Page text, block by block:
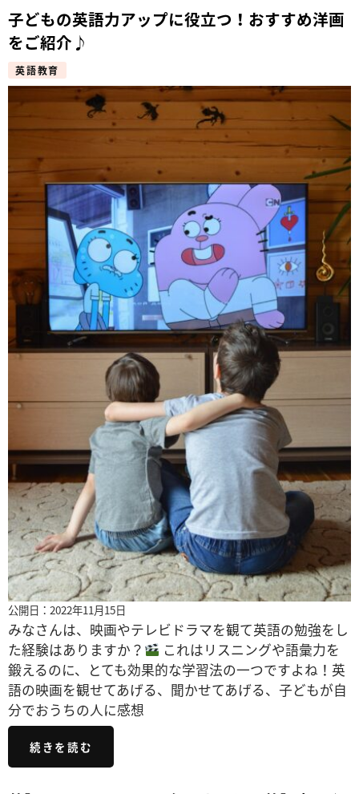
子どもの英語力アップに役立つ！おすすめ洋画
をご紹介♪
英語教育
公開日：2022年11月15日
みなさんは、映画やテレビドラマを観て英語の勉強をし
た経験はありますか？
これはリスニングや語彙力を
鍛えるのに、とても効果的な学習法の一つですよね！英
語の映画を観せてあげる、聞かせてあげる、子どもが自
分でおうちの人に感想
続きを読む